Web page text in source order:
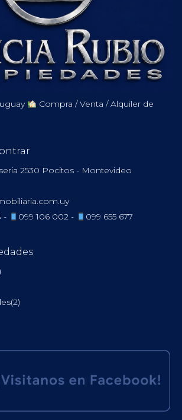
Compra / Venta / Alquiler de
2530 Pocitos - Montevideo
-
099 106 002 - 099 655 677
(2)